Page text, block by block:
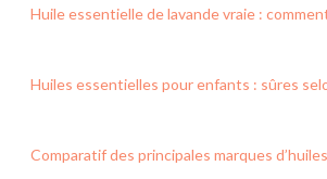
Huile essentielle de lavande vraie :
Huiles essentielles pour enfants : sûres
Comparatif des principales marques